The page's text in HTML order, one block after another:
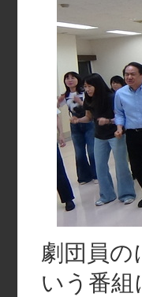
劇団員の
いう番